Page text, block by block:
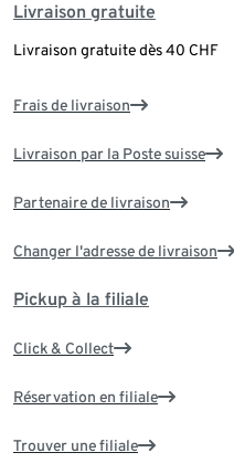
Livraison gratuite
Livraison gratuite dès 40 CHF
Frais de livraison
Livraison par la Poste suisse
Partenaire de livraison
Changer l'adresse de livraison
Pickup à la filiale
Click & Collect
Réservation en filiale
Trouver une filiale